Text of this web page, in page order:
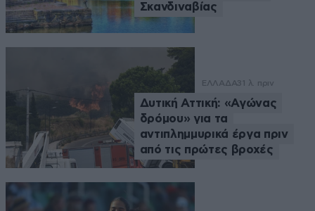
Σκανδιναβίας
ΕΛΛΑΔΑ31 λ. πριν
Δυτική Αττική: «Αγώνας
δρόμου» για τα
αντιπλημμυρικά έργα πριν
από τις πρώτες βροχές